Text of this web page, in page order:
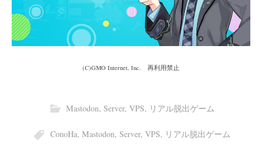
(C)GMO Internet, Inc. 再利用禁止
Mastodon, Server, VPS, リアル脱出ゲーム
ConoHa, Mastodon, Server, VPS, リアル脱出ゲーム